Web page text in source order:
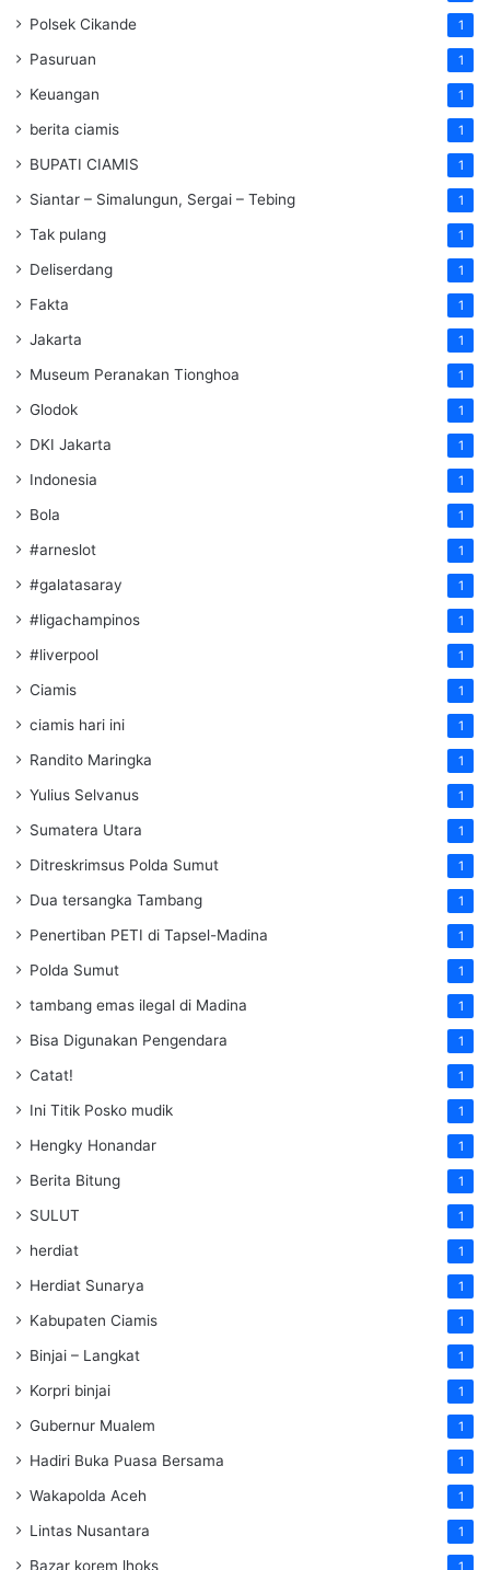
Polsek Cikande 1
Pasuruan 1
Keuangan 1
berita ciamis 1
BUPATI CIAMIS 1
Siantar – Simalungun, Sergai – Tebing 1
Tak pulang 1
Deliserdang 1
Fakta 1
Jakarta 1
Museum Peranakan Tionghoa 1
Glodok 1
DKI Jakarta 1
Indonesia 1
Bola 1
#arneslot 1
#galatasaray 1
#ligachampinos 1
#liverpool 1
Ciamis 1
ciamis hari ini 1
Randito Maringka 1
Yulius Selvanus 1
Sumatera Utara 1
Ditreskrimsus Polda Sumut 1
Dua tersangka Tambang 1
Penertiban PETI di Tapsel-Madina 1
Polda Sumut 1
tambang emas ilegal di Madina 1
Bisa Digunakan Pengendara 1
Catat! 1
Ini Titik Posko mudik 1
Hengky Honandar 1
Berita Bitung 1
SULUT 1
herdiat 1
Herdiat Sunarya 1
Kabupaten Ciamis 1
Binjai – Langkat 1
Korpri binjai 1
Gubernur Mualem 1
Hadiri Buka Puasa Bersama 1
Wakapolda Aceh 1
Lintas Nusantara 1
Bazar korem lhoks 1